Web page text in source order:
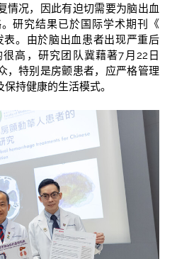
情况，因此有迫切需要为脑出血
研究结果已於国际学术期刊《
表。由於脑出血患者出现严重后
高，研究团队冀藉著7月22日
，特别是房颤患者，应严格管理
持健康的生活模式。